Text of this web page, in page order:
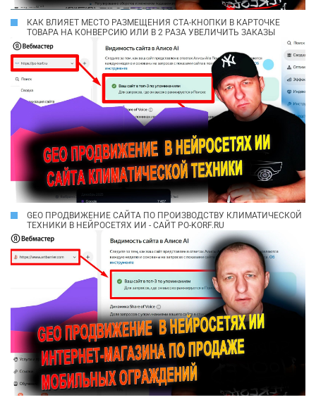
КАК ВЛИЯЕТ МЕСТО РАЗМЕЩЕНИЯ CTA-КНОПКИ В КАРТОЧКЕ
ТОВАРА НА КОНВЕРСИЮ ИЛИ В 2 РАЗА УВЕЛИЧИТЬ ЗАКАЗЫ
GEO ПРОДВИЖЕНИЕ САЙТА ПО ПРОИЗВОДСТВУ КЛИМАТИЧЕСКОЙ
ТЕХНИКИ В НЕЙРОСЕТЯХ ИИ - САЙТ PO-KORF.RU